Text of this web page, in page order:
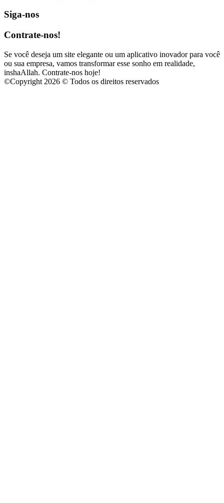
Siga-nos
Contrate-nos!
Se você deseja um site elegante ou um aplicativo inovador para você
ou sua empresa, vamos transformar esse sonho em realidade,
inshaAllah. Contrate-nos hoje!
©Copyright 2026 © Todos os direitos reservados